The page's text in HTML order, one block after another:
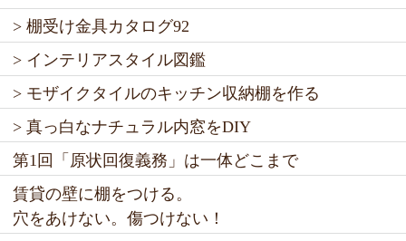
> 棚受け金具カタログ92
> インテリアスタイル図鑑
> モザイクタイルのキッチン収納棚を作る
> 真っ白なナチュラル内窓をDIY
第1回「原状回復義務」は一体どこまで
賃貸の壁に棚をつける。
穴をあけない。傷つけない！